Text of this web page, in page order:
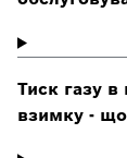
Тиск газу
взимку -